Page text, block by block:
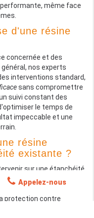
même face
d'une résine
concernée et des
nos experts
interventions standard,
sans compromettre
suivi constant des
le temps de
impeccable et une
résine
existante ?
sur une étanchéité
résine d'étanchéité
rehausser l'esthétique
protection contre
Appelez-nous